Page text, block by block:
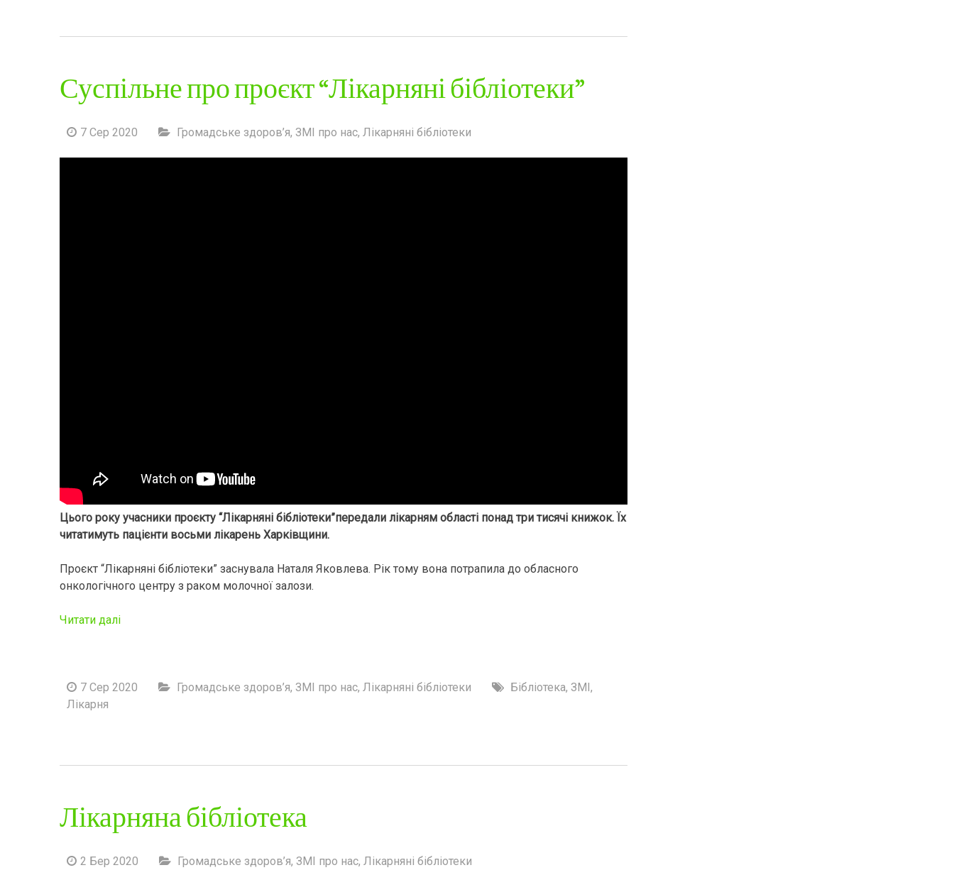
Суспільне про проєкт “Лікарняні бібліотеки”
7 Сер 2020 Громадське здоров’я, ЗМІ про нас, Лікарняні бібліотеки
Цього року учасники проєкту “Лікарняні бібліотеки”передали лікарням області понад три тисячі книжок. Їх
читатимуть пацієнти восьми лікарень Харківщини.
Проєкт “Лікарняні бібліотеки” заснувала Наталя Яковлева. Рік тому вона потрапила до обласного
онкологічного центру з раком молочної залози.
Читати далі
7 Сер 2020 Громадське здоров’я, ЗМІ про нас, Лікарняні бібліотеки Бібліотека, ЗМІ,
Лікарня
Лікарняна бібліотека
2 Бер 2020 Громадське здоров’я, ЗМІ про нас, Лікарняні бібліотеки